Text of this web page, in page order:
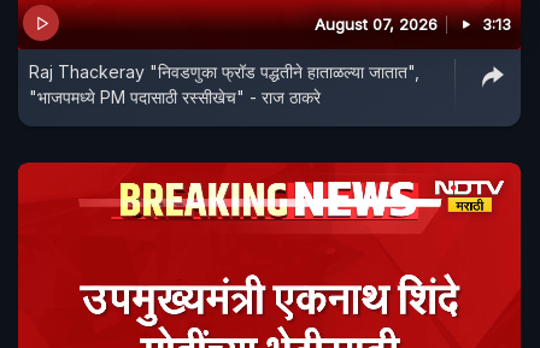
August 07, 2026 3:13
Raj Thackeray "निवडणुका फ्रॉड पद्धतीने हाताळल्या जातात",
"भाजपमध्ये PM पदासाठी रस्सीखेच" - राज ठाकरे